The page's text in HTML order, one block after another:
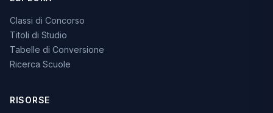
Classi di Concorso
Titoli di Studio
Tabelle di Conversione
Ricerca Scuole
RISORSE